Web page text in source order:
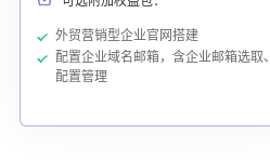
外贸营销型企业官网搭建
配置企业域名邮箱，含企业邮箱选取、
配置管理